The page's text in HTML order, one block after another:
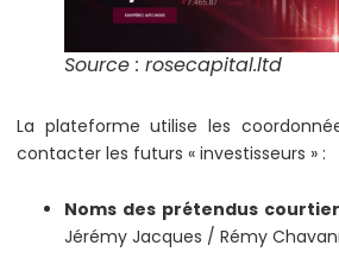
Source : rosecapital.ltd
La plateforme utilise les
contacter les futurs « investisseurs » :
Noms des prétendus
Jérémy Jacques / Rémy